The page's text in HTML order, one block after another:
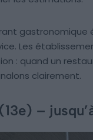
Les
: quand un
clairement.
–